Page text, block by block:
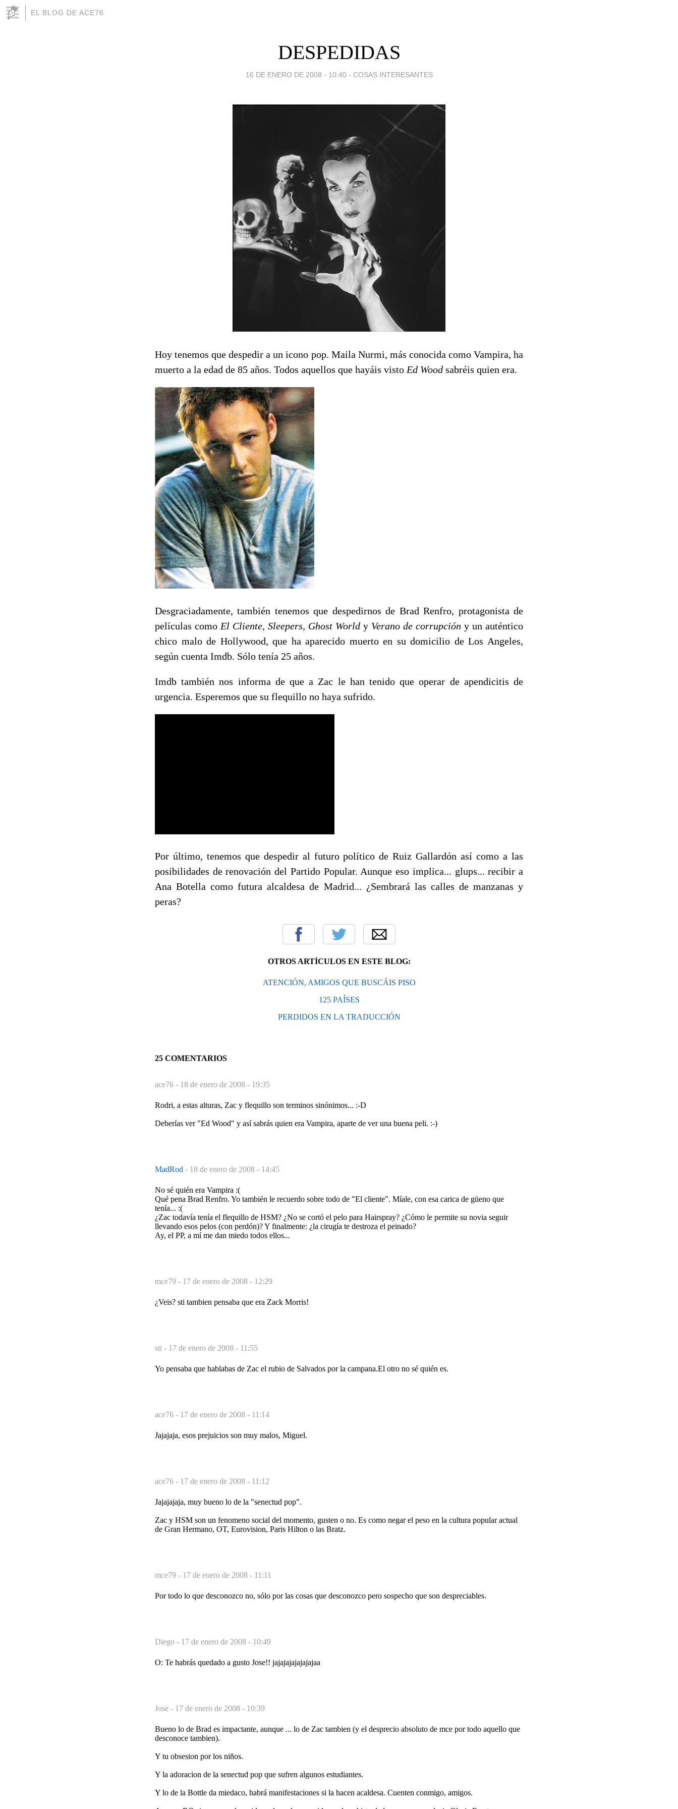
EL BLOG DE ACE76
DESPEDIDAS
16 DE ENERO DE 2008 - 10:40 - COSAS INTERESANTES
Hoy tenemos que despedir a un icono pop. Maila Nurmi, más conocida como Vampira, ha
muerto a la edad de 85 años. Todos aquellos que hayáis visto Ed Wood sabréis quien era.
Desgraciadamente, también tenemos que despedirnos de Brad Renfro, protagonista de
películas como El Cliente, Sleepers, Ghost World y Verano de corrupción y un auténtico
chico malo de Hollywood, que ha aparecido muerto en su domicilio de Los Angeles,
según cuenta Imdb. Sólo tenía 25 años.
Imdb también nos informa de que a Zac le han tenido que operar de apendicitis de
urgencia. Esperemos que su flequillo no haya sufrido.
Por último, tenemos que despedir al futuro político de Ruiz Gallardón así como a las
posibilidades de renovación del Partido Popular. Aunque eso implica... glups... recibir a
Ana Botella como futura alcaldesa de Madrid... ¿Sembrará las calles de manzanas y
peras?
OTROS ARTÍCULOS EN ESTE BLOG:
ATENCIÓN, AMIGOS QUE BUSCÁIS PISO
125 PAÍSES
PERDIDOS EN LA TRADUCCIÓN
25 COMENTARIOS
ace76 - 18 de enero de 2008 - 19:35
Rodri, a estas alturas, Zac y flequillo son terminos sinónimos... :-D
Deberías ver "Ed Wood" y así sabrás quien era Vampira, aparte de ver una buena peli. :-)
MadRod - 18 de enero de 2008 - 14:45
No sé quién era Vampira :(
Qué pena Brad Renfro. Yo también le recuerdo sobre todo de "El cliente". Míale, con esa carica de güeno que
tenía... :(
¿Zac todavía tenía el flequillo de HSM? ¿No se cortó el pelo para Hairspray? ¿Cómo le permite su novia seguir
llevando esos pelos (con perdón)? Y finalmente: ¿la cirugía te destroza el peinado?
Ay, el PP, a mí me dan miedo todos ellos...
mce79 - 17 de enero de 2008 - 12:29
¿Veis? sti tambien pensaba que era Zack Morris!
sti - 17 de enero de 2008 - 11:55
Yo pensaba que hablabas de Zac el rubio de Salvados por la campana.El otro no sé quién es.
ace76 - 17 de enero de 2008 - 11:14
Jajajaja, esos prejuicios son muy malos, Miguel.
ace76 - 17 de enero de 2008 - 11:12
Jajajajaja, muy bueno lo de la "senectud pop".
Zac y HSM son un fenomeno social del momento, gusten o no. Es como negar el peso en la cultura popular actual
de Gran Hermano, OT, Eurovision, Paris Hilton o las Bratz.
mce79 - 17 de enero de 2008 - 11:11
Por todo lo que desconozco no, sólo por las cosas que desconozco pero sospecho que son despreciables.
Diego - 17 de enero de 2008 - 10:49
O: Te habrás quedado a gusto Jose!! jajajajajajajajaa
Jose - 17 de enero de 2008 - 10:39
Bueno lo de Brad es impactante, aunque ... lo de Zac tambien (y el desprecio absoluto de mce por todo aquello que
desconoce tambien).
Y tu obsesion por los niños.
Y la adoracion de la senectud pop que sufren algunos estudiantes.
Y lo de la Bottle da miedaco, habrá manifestaciones si la hacen acaldesa. Cuenten conmigo, amigos.